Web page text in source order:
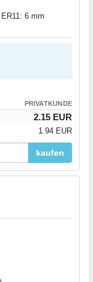
6 mm
PRIVATKUNDE
2.15 EUR
1.94 EUR
kaufen